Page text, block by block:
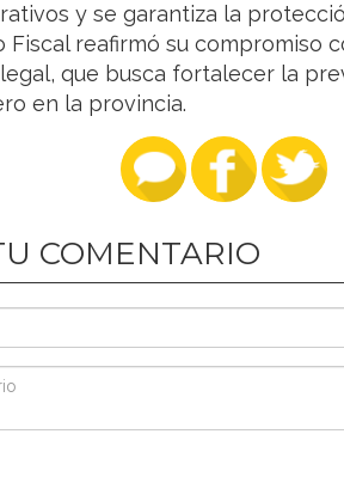
y se garantiza la
Fiscal reafirmó su compromiso
que busca fortalecer la
en la provincia.
COMENTARIO